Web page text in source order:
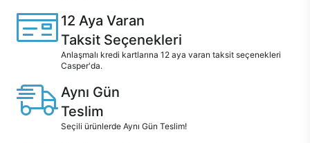
12 Aya Varan
Taksit Seçenekleri
Anlaşmalı kredi kartlarına 12 aya varan taksit seçenekleri
Casper'da.
Aynı Gün
Teslim
Seçili ürünlerde Aynı Gün Teslim!